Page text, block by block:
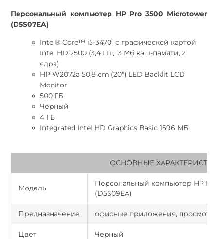
Персональный компьютер HP Pro 3500 Microtower
(D5S07EA)
Intel® Core™ i5-3470 с графической картой
Intel HD 2500 (3,4 ГГц, 3 Мб кэш-памяти, 2
ядра)
HP W2072a 50,8 cm (20") LED Backlit LCD
Monitor
500 ГБ
Черный
4 ГБ
Integrated Intel HD Graphics Basic 1696 МБ
ОСНОВНЫЕ
Модель
Персональный компьютер HP
(D5S09EA)
Предназначение офисные приложения, просмотр
Цвет Черный